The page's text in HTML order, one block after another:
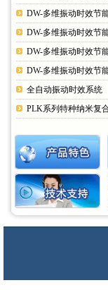
DW-多维振动时效节
DW-多维振动时效节
DW-多维振动时效节
DW-多维振动时效节
全自动振动时效系统
PLK系列特种纳米复